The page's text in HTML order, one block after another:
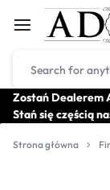
Zostań Dealerem
Stań się częścią
Strona główna